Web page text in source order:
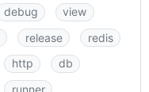
debug
view
release
redis
http
db
runner